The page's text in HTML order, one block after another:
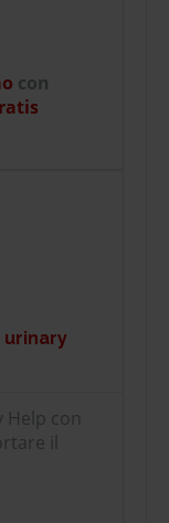
con
Help con
il